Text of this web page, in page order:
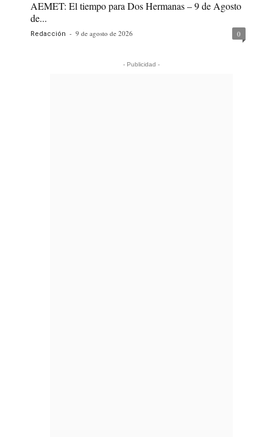
AEMET: El tiempo para Dos Hermanas – 9 de Agosto
de...
Redacción - 9 de agosto de 2026 0
- Publicidad -